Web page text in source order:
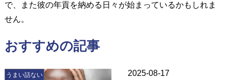
で、また彼の年貢を納める日々が始まっているかもしれま
せん。
おすすめの記事
うまい話ない 2025-08-17